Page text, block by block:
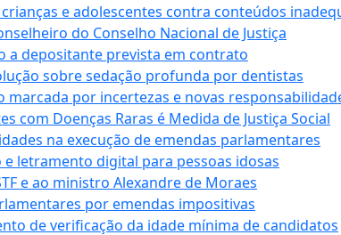
e adolescentes contra conteúdos
do Conselho Nacional de Justiça
a depositante prevista em contrato
sobre sedação profunda por dentistas
por incertezas e novas
com Doenças Raras é Medida de Justiça Social
na execução de emendas parlamentares
letramento digital para pessoas idosas
e ao ministro Alexandre de Moraes
por emendas impositivas
de verificação da idade mínima de candidatos